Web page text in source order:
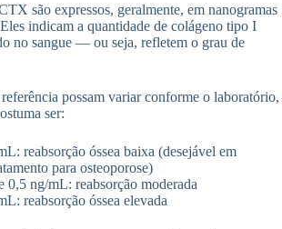
são expressos, geralmente, em nanogramas
indicam a quantidade de colágeno tipo I
no sangue — ou seja, refletem o grau de
possam variar conforme o laboratório,
ser:
reabsorção óssea baixa (desejável em
para osteoporose)
0,5 ng/mL: reabsorção moderada
reabsorção óssea elevada